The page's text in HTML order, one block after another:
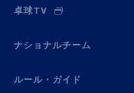
卓球TV
ナショナルチーム
ルール・ガイド